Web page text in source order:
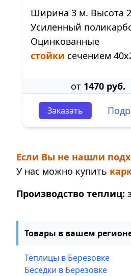
Ширина 3 м. Высота
Усиленный
Оцинкованные
стойки сечением
от 1470 руб.
Заказать
Если Вы не нашли
У нас можно купить
Производство теплиц:
Товары в вашем
Теплицы в Березовке
Беседки в Березовке